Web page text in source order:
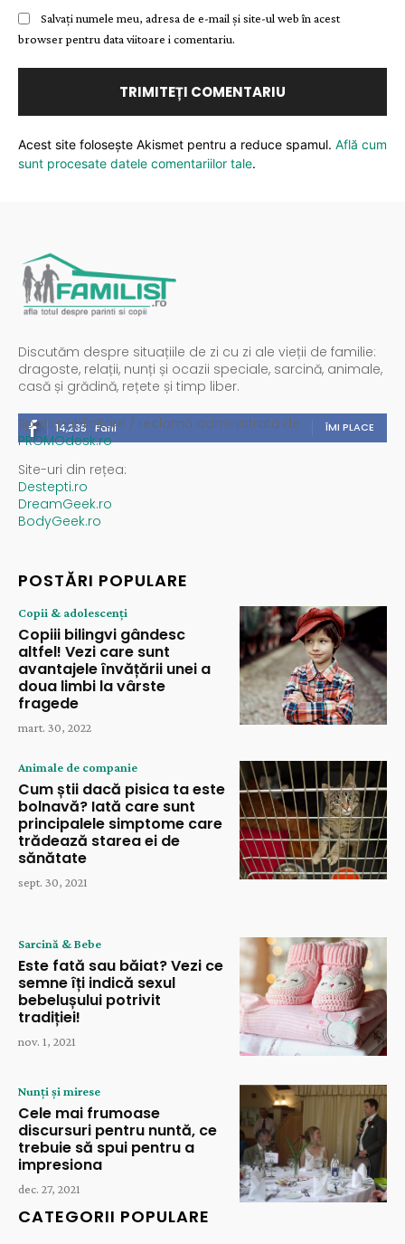
Salvați numele meu, adresa de e-mail și site-ul web în acest
browser pentru data viitoare i comentariu.
Acest site folosește Akismet pentru a reduce spamul. Află cum
sunt procesate datele comentariilor tale.
Discutăm despre situațiile de zi cu zi ale vieții de familie:
dragoste, relații, nunți și ocazii speciale, sarcină, animale,
casă și grădină, rețete și timp liber.
14,235 Fani ÎMI PLACE
Spații publicitare / reclamă administrată de
PROMOdesk.ro
Site-uri din rețea:
Destepti.ro
DreamGeek.ro
BodyGeek.ro
POSTĂRI POPULARE
Copii & adolescenți
Copiii bilingvi gândesc
altfel! Vezi care sunt
avantajele învățării unei a
doua limbi la vârste
fragede
mart. 30, 2022
Animale de companie
Cum știi dacă pisica ta este
bolnavă? Iată care sunt
principalele simptome care
trădează starea ei de
sănătate
sept. 30, 2021
Sarcină & Bebe
Este fată sau băiat? Vezi ce
semne îți indică sexul
bebelușului potrivit
tradiției!
nov. 1, 2021
Nunți și mirese
Cele mai frumoase
discursuri pentru nuntă, ce
trebuie să spui pentru a
impresiona
dec. 27, 2021
CATEGORII POPULARE